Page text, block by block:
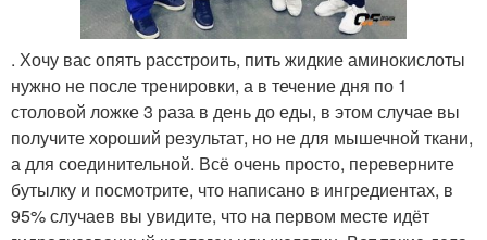
. Хочу вас опять расстроить, пить жидкие аминокислоты
нужно не после тренировки, а в течение дня по 1
столовой ложке 3 раза в день до еды, в этом случае вы
получите хороший результат, но не для мышечной ткани,
а для соединительной. Всё очень просто, переверните
бутылку и посмотрите, что написано в ингредиентах, в
95% случаев вы увидите, что на первом месте идёт